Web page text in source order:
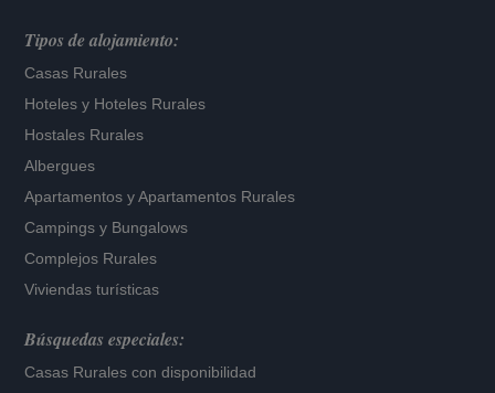
Tipos de alojamiento:
Casas Rurales
Hoteles y Hoteles Rurales
Hostales Rurales
Albergues
Apartamentos yApartamentos Rurales
Campings y Bungalows
Complejos Rurales
Viviendas turísticas
Búsquedas especiales:
Casas Rurales con disponibilidad